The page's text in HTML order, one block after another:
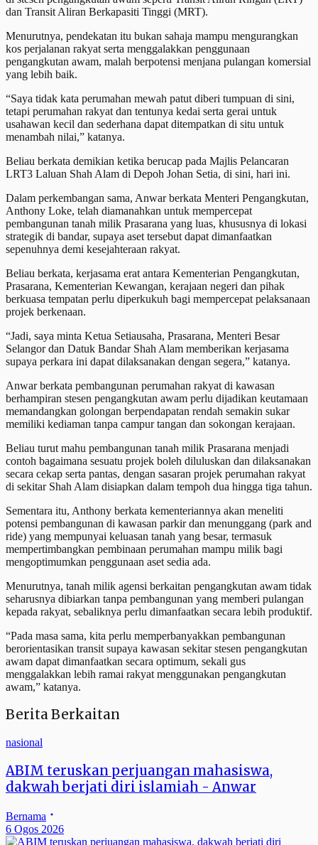
dan Transit Aliran Berkapasiti Tinggi (MRT).
Menurutnya, pendekatan itu bukan sahaja mampu mengurangkan
kos perjalanan rakyat serta menggalakkan penggunaan
pengangkutan awam, malah berpotensi menjana pulangan komersial
yang lebih baik.
“Saya tidak kata perumahan mewah patut diberi tumpuan di sini,
tetapi perumahan rakyat dan tentunya kedai serta gerai untuk
usahawan kecil dan sederhana dapat ditempatkan di situ untuk
menambah nilai,” katanya.
Beliau berkata demikian ketika berucap pada Majlis Pelancaran
LRT3 Laluan Shah Alam di Depoh Johan Setia, di sini, hari ini.
Dalam perkembangan sama, Anwar berkata Menteri Pengangkutan,
Anthony Loke, telah diamanahkan untuk mempercepat
pembangunan tanah milik Prasarana yang luas, khususnya di lokasi
strategik di bandar, supaya aset tersebut dapat dimanfaatkan
sepenuhnya demi kesejahteraan rakyat.
Beliau berkata, kerjasama erat antara Kementerian Pengangkutan,
Prasarana, Kementerian Kewangan, kerajaan negeri dan pihak
berkuasa tempatan perlu diperkukuh bagi mempercepat pelaksanaan
projek berkenaan.
“Jadi, saya minta Ketua Setiausaha, Prasarana, Menteri Besar
Selangor dan Datuk Bandar Shah Alam memberikan kerjasama
supaya perkara ini dapat dilaksanakan dengan segera,” katanya.
Anwar berkata pembangunan perumahan rakyat di kawasan
berhampiran stesen pengangkutan awam perlu dijadikan keutamaan
memandangkan golongan berpendapatan rendah semakin sukar
memiliki kediaman tanpa campur tangan dan sokongan kerajaan.
Beliau turut mahu pembangunan tanah milik Prasarana menjadi
contoh bagaimana sesuatu projek boleh diluluskan dan dilaksanakan
secara cekap serta pantas, dengan sasaran projek perumahan rakyat
di sekitar Shah Alam disiapkan dalam tempoh dua hingga tiga tahun.
Sementara itu, Anthony berkata kementeriannya akan meneliti
potensi pembangunan di kawasan parkir dan menunggang (park and
ride) yang mempunyai keluasan tanah yang besar, termasuk
mempertimbangkan pembinaan perumahan mampu milik bagi
mengoptimumkan penggunaan aset sedia ada.
Menurutnya, tanah milik agensi berkaitan pengangkutan awam tidak
seharusnya dibiarkan tanpa pembangunan yang memberi pulangan
kepada rakyat, sebaliknya perlu dimanfaatkan secara lebih produktif.
“Pada masa sama, kita perlu memperbanyakkan pembangunan
berorientasikan transit supaya kawasan sekitar stesen pengangkutan
awam dapat dimanfaatkan secara optimum, sekali gus
menggalakkan lebih ramai rakyat menggunakan pengangkutan
awam,” katanya.
Berita Berkaitan
nasional
ABIM teruskan perjuangan mahasiswa,
dakwah berjati diri islamiah - Anwar
Bernama
6 Ogos 2026